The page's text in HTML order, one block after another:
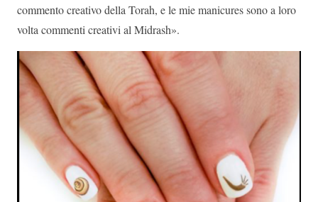
commento creativo della Torah, e le mie manicures sono a loro
volta commenti creativi al Midrash».